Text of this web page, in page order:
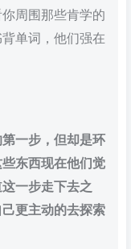
周围那些肯学的
单词，他们强在
一步，但却是环
东西现在他们觉
一步走下去之
更主动的去探索